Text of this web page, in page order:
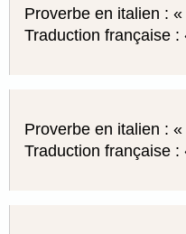
Proverbe en italien :
Traduction française :
Proverbe en italien :
Traduction française :